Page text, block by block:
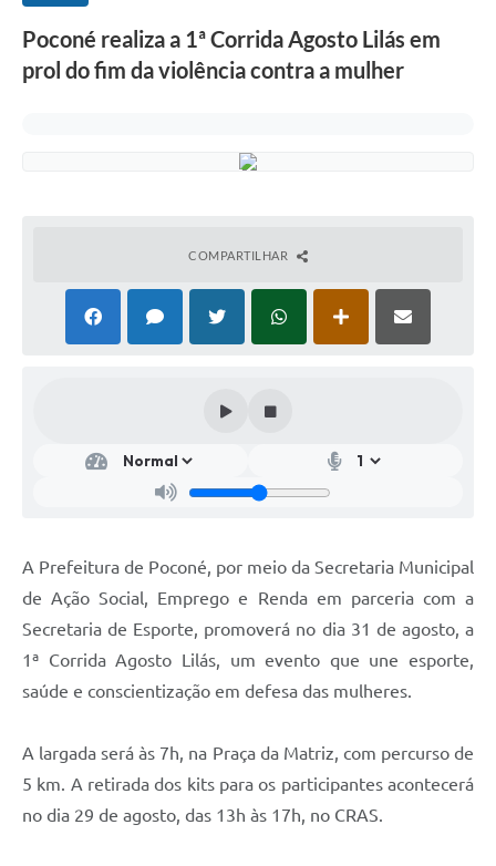
Poconé realiza a 1ª Corrida Agosto Lilás em
prol do fim da violência contra a mulher
COMPARTILHAR
A Prefeitura de Poconé, por meio da Secretaria Municipal
de Ação Social, Emprego e Renda em parceria com a
Secretaria de Esporte, promoverá no dia 31 de agosto, a
1ª Corrida Agosto Lilás, um evento que une esporte,
saúde e conscientização em defesa das mulheres.
A largada será às 7h, na Praça da Matriz, com percurso de
5 km. A retirada dos kits para os participantes acontecerá
no dia 29 de agosto, das 13h às 17h, no CRAS.